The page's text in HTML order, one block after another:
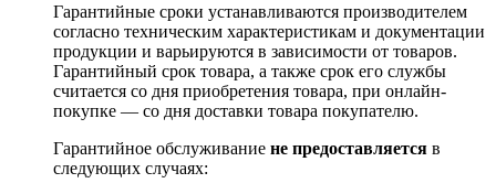
Гарантийные сроки устанавливаются производителем
согласно техническим характеристикам и документации
продукции и варьируются в зависимости от товаров.
Гарантийный срок товара, а также срок его службы
считается со дня приобретения товара, при онлайн-
покупке — со дня доставки товара покупателю.
Гарантийное обслуживание не предоставляется в
следующих случаях: